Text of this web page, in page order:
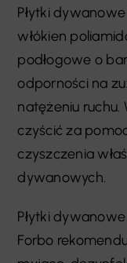
Płytki
włókien
podłogowe o
odporności na
natężeniu ruchu.
czyścić za
czyszczenia
dywanowych.
Płytki
Forbo